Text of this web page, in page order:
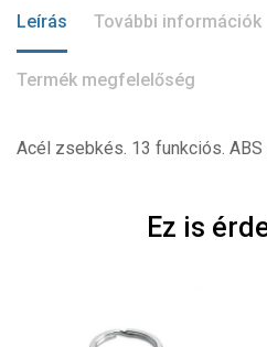
Leírás További információk
Termék megfelelőség
Acél zsebkés. 13 funkciós. ABS
Ez is